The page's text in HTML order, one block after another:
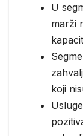
U
marži
koji